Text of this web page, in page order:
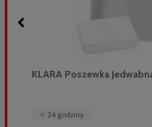
KLARA Poszewka
24 godziny